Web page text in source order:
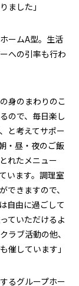
ました」
ームA型。生活
への引率も行わ
の身のまわりのこ
ので、毎日楽し
と考えてサポー
・昼・夜のご飯
れたメニュー
います。調理室
できますので、
自由に過ごして
ていただけるよ
ラブ活動の他、
催しています」
るグループホー